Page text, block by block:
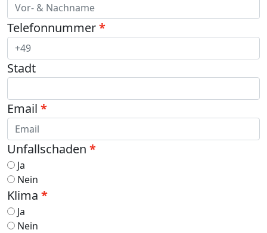
Telefonnummer
Stadt
Email
Unfallschaden
Ja
Nein
Klima
Ja
Nein